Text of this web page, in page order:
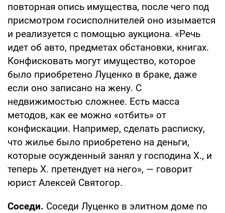
повторная опись имущества, после чего под
присмотром госисполнителей оно изымается
и реализуется с помощью аукциона. «Речь
идет об авто, предметах обстановки, книгах.
Конфисковать могут имущество, которое
было приобретено Луценко в браке, даже
если оно записано на жену. С
недвижимостью сложнее. Есть масса
методов, как ее можно «отбить» от
конфискации. Например, сделать расписку,
что жилье было приобретено на деньги,
которые осужденный занял у господина Х., и
теперь Х. претендует на него», — говорит
юрист Алексей Святогор.
Соседи. Соседи Луценко в элитном доме по